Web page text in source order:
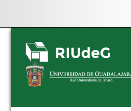
Skip
navigation